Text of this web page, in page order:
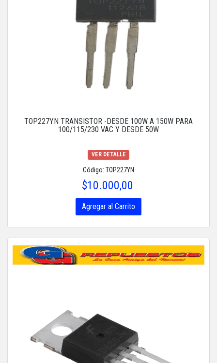
TOP227YN TRANSISTOR -DESDE 100W A 150W PARA
100/115/230 VAC Y DESDE 50W
VER DETALLE
Código: TOP227YN
$10.000,00
Agregar al Carrito